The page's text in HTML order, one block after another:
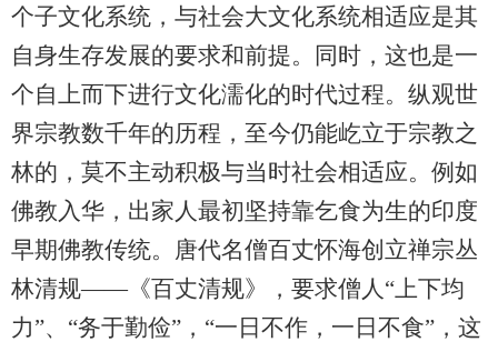
个子文化系统，与社会大文化系统相适应是其
自身生存发展的要求和前提。同时，这也是一
个自上而下进行文化濡化的时代过程。纵观世
界宗教数千年的历程，至今仍能屹立于宗教之
林的，莫不主动积极与当时社会相适应。例如
佛教入华，出家人最初坚持靠乞食为生的印度
早期佛教传统。唐代名僧百丈怀海创立禅宗丛
林清规——《百丈清规》，要求僧人“上下均
力”、“务于勤俭”，“一日不作，一日不食”，这